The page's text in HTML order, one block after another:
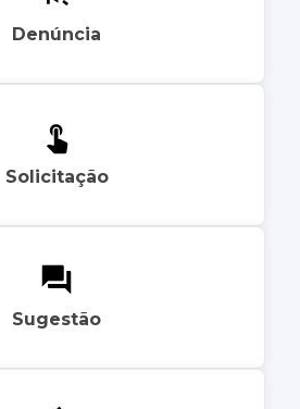
Denúncia
Solicitação
Sugestão